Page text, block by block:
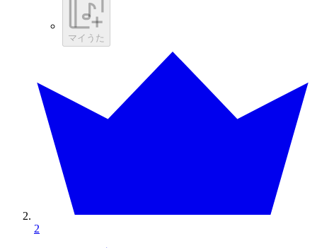
マイうた
2